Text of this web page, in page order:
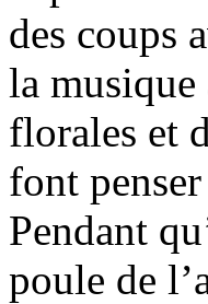
des coups
la
florales et
font
Pendant
poule de